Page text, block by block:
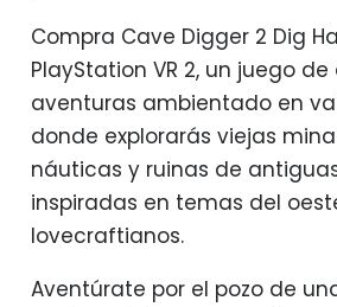
Compra Cave Digger 2 Dig
PlayStation VR 2, un juego
aventuras ambientado en
donde explorarás viejas
náuticas y ruinas de
inspiradas en temas del
lovecraftianos.
Aventúrate por el pozo de